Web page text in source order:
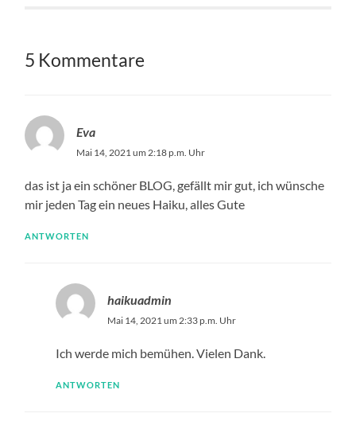
5 Kommentare
Eva
Mai 14, 2021 um 2:18 p.m. Uhr
das ist ja ein schöner BLOG, gefällt mir gut, ich wünsche
mir jeden Tag ein neues Haiku, alles Gute
ANTWORTEN
haikuadmin
Mai 14, 2021 um 2:33 p.m. Uhr
Ich werde mich bemühen. Vielen Dank.
ANTWORTEN